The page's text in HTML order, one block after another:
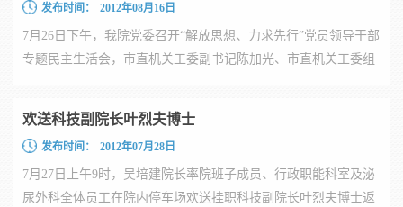
发布时间： 2012年08月16日
7月26日下午，我院党委召开“解放思想、力求先行”党员领导干部
专题民主生活会，市直机关工委副书记陈加光、市直机关工委组
欢送科技副院长叶烈夫博士
发布时间： 2012年07月28日
7月27日上午9时，吴培建院长率院班子成员、行政职能科室及泌
尿外科全体员工在院内停车场欢送挂职科技副院长叶烈夫博士返